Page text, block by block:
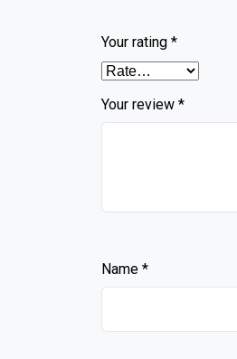
Your rating *
Your review *
Name *